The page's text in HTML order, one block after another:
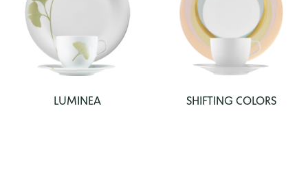
LUMINEA SHIFTING COLORS